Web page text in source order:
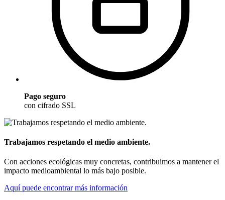
Pago seguro
con cifrado SSL
Trabajamos respetando el medio ambiente.
Con acciones ecológicas muy concretas, contribuimos a mantener el
impacto medioambiental lo más bajo posible.
Aquí puede encontrar más información